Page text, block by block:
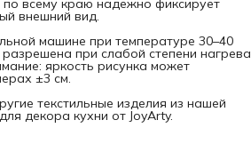
всему краю надежно фиксирует
внешний вид.
машине при температуре 30–40
при слабой степени нагрева
яркость рисунка может
±3 см.
текстильные изделия из нашей
декора кухни от JoyArty.